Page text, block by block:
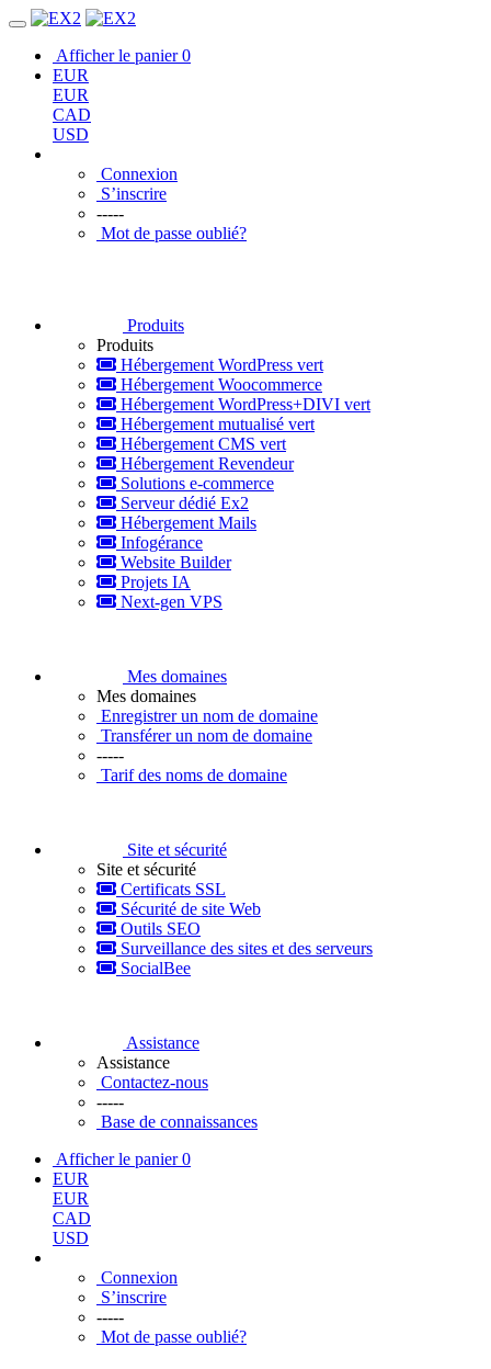
Afficher le panier0
EUR
EUR
CAD
USD
Connexion
S’inscrire
-----
Mot de passe oublié?
Produits
Produits
Hébergement WordPress vert
Hébergement Woocommerce
Hébergement WordPress+DIVI vert
Hébergement mutualisé vert
Hébergement CMS vert
Hébergement Revendeur
Solutions e-commerce
Serveur dédié Ex2
Hébergement Mails
Infogérance
Website Builder
Projets IA
Next-gen VPS
Mes domaines
Mes domaines
Enregistrer un nom de domaine
Transférer un nom de domaine
-----
Tarif des noms de domaine
Site et sécurité
Site et sécurité
Certificats SSL
Sécurité de site Web
Outils SEO
Surveillance des sites et des serveurs
SocialBee
Assistance
Assistance
Contactez-nous
-----
Base de connaissances
Afficher le panier0
EUR
EUR
CAD
USD
Connexion
S’inscrire
-----
Mot de passe oublié?